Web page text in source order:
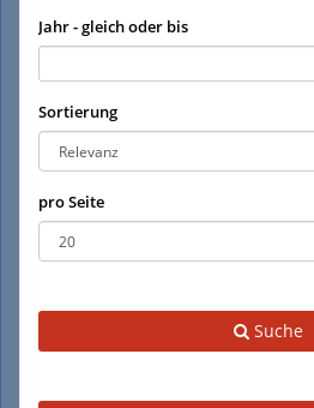
Jahr - gleich oder bis
Sortierung
pro Seite
Suche